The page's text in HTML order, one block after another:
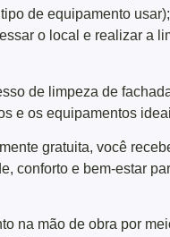
de equipamento usar);
o local e realizar a
de limpeza de
e os equipamentos
gratuita, você
conforto e bem-estar
na mão de obra por